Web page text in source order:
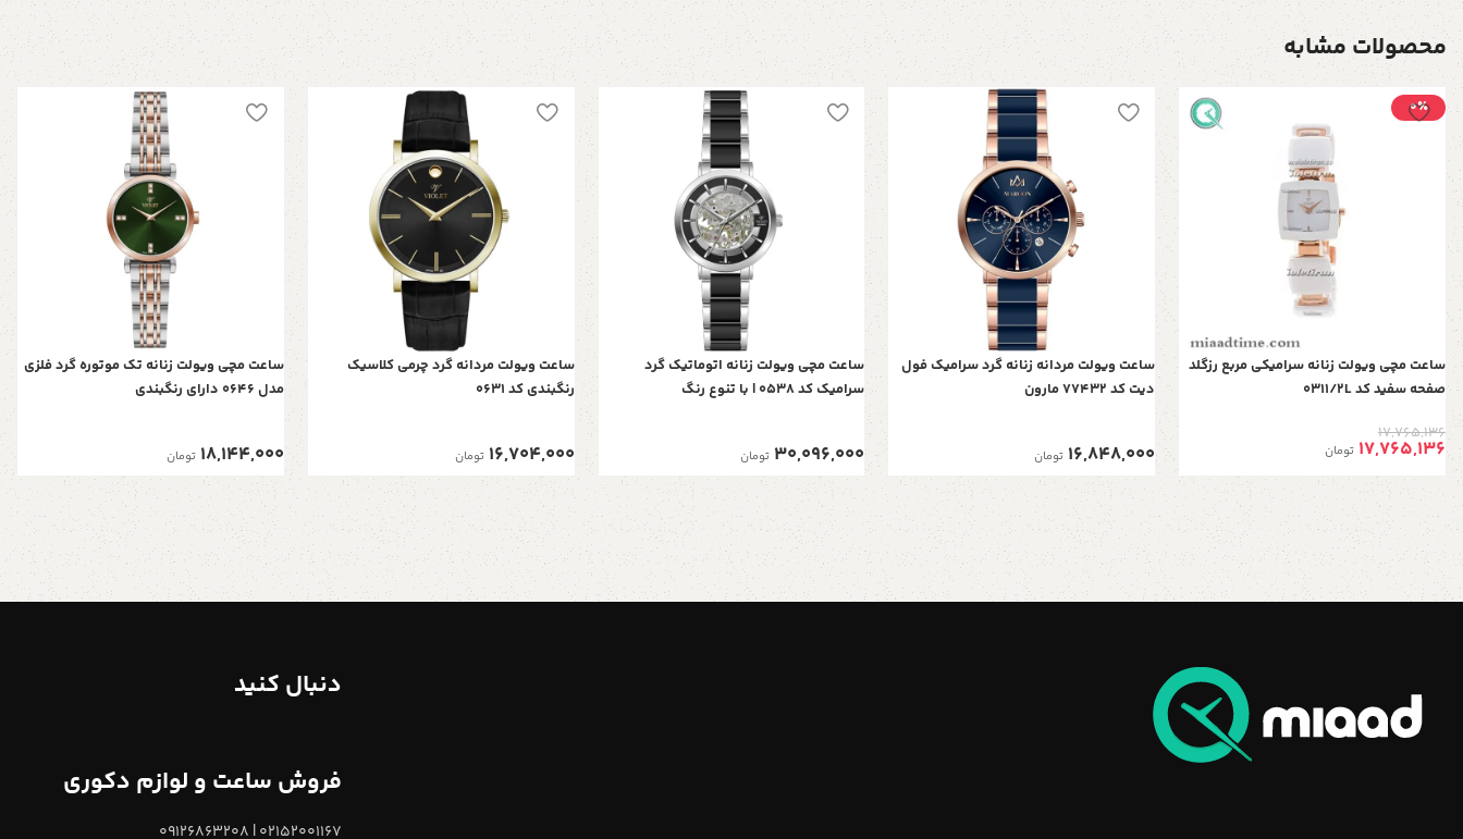
محصولات مشابه
0٪
ساعت مچی ویولت زنانه سرامیکی مربع رزگلد
صفحه سفید کد 0311/2L
17,765,136
17,765,136 تومان
ساعت ویولت مردانه زنانه گرد سرامیک فول
دیت کد 77432 مارون
16,848,000 تومان
ساعت مچی ويولت زنانه اتوماتيک گرد
سرامیک کد 0538 | با تنوع رنگ
30,096,000 تومان
ساعت ویولت مردانه گرد چرمی کلاسیک
رنگبندی کد 0631
16,704,000 تومان
ساعت مچی ویولت زنانه تک موتوره گرد فلزی
مدل 0646 دارای رنگبندی
18,144,000 تومان
دنبال کنید
فروش ساعت و لوازم دکوری
02152001167 | 09126863208